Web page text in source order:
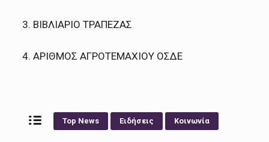
3. ΒΙΒΛΙΑΡΙΟ ΤΡΑΠΕΖΑΣ
4. ΑΡΙΘΜΟΣ ΑΓΡΟΤΕΜΑΧΙΟΥ ΟΣΔΕ
Top News Ειδήσεις Κοινωνία